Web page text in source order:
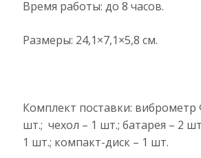
Время работы: до 8 часов.
Размеры: 24,1×7,1×5,8 см.
Комплект поставки: виброметр
шт.; чехол – 1 шт.; батарея – 2
1 шт.; компакт-диск – 1 шт.